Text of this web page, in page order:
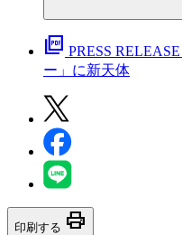
picture_as_pdf PRESS
ー」に新天体
印刷する print